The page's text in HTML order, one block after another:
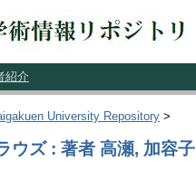
紹介
University Repository >
ウズ : 著者 高瀬, 加容子